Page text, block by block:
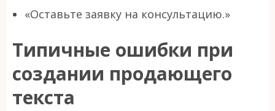
«Оставьте заявку на консультацию.»
Типичные ошибки при
создании продающего
текста